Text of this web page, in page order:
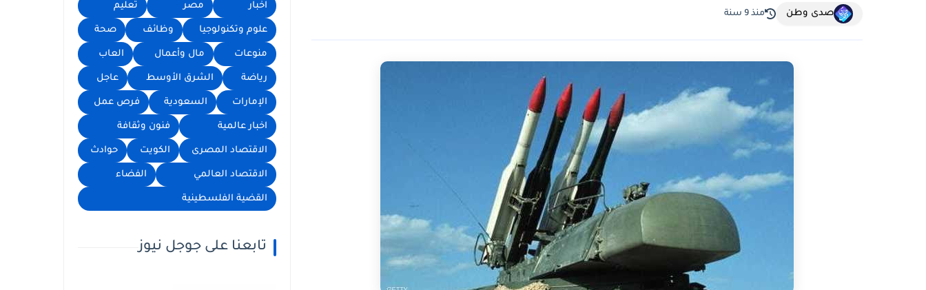
صدى وطن منذ 9 سنة
اخبار مصر تعليم
علوم وتكنولوجيا وظائف صحة
منوعات مال وأعمال العاب
رياضة الشرق الأوسط عاجل
الإمارات السعودية فرص عمل
اخبار عالمية فنون وثقافة
الاقتصاد المصرى الكويت حوادث
الاقتصاد العالمي الفضاء
القضية الفلسطينية
تابعنا على جوجل نيوز